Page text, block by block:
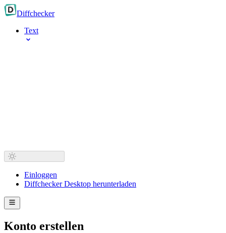
Diffchecker
Text
Einloggen
Diffchecker Desktop herunterladen
Konto erstellen